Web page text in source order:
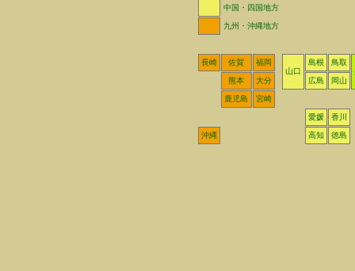
中国・四国地方
九州・沖縄地方
長崎 佐賀
福岡
山口
島根
鳥取
熊本
大分 広島 岡山
鹿児島 宮崎
愛媛 香川
沖縄 高知 徳島